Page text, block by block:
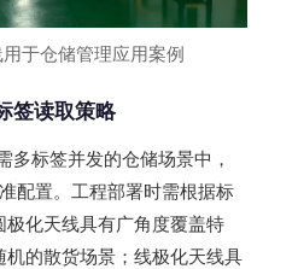
于仓储管理应用案例
签读取策略
多标签并发的仓储场景中，
配置。工程部署时需根据标
化天线具有广角度覆盖特
的散货场景；线极化天线具